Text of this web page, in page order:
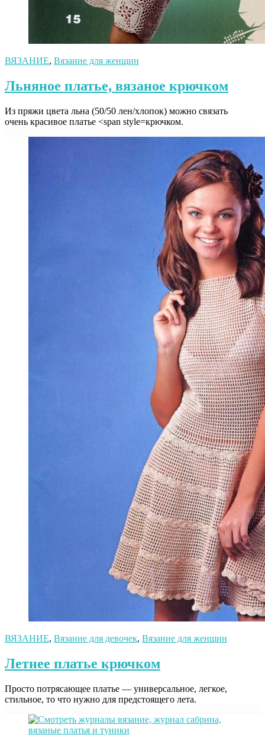
ВЯЗАНИЕ, Вязание для женщин
Льняное платье, вязаное крючком
Из пряжи цвета льна (50/50 лен/хлопок) можно связать
очень красивое платье <span style=крючком.
ВЯЗАНИЕ, Вязание для девочек, Вязание для женщин
Летнее платье крючком
Просто потрясающее платье — универсальное, легкое,
стильное, то что нужно для предстоящего лета.